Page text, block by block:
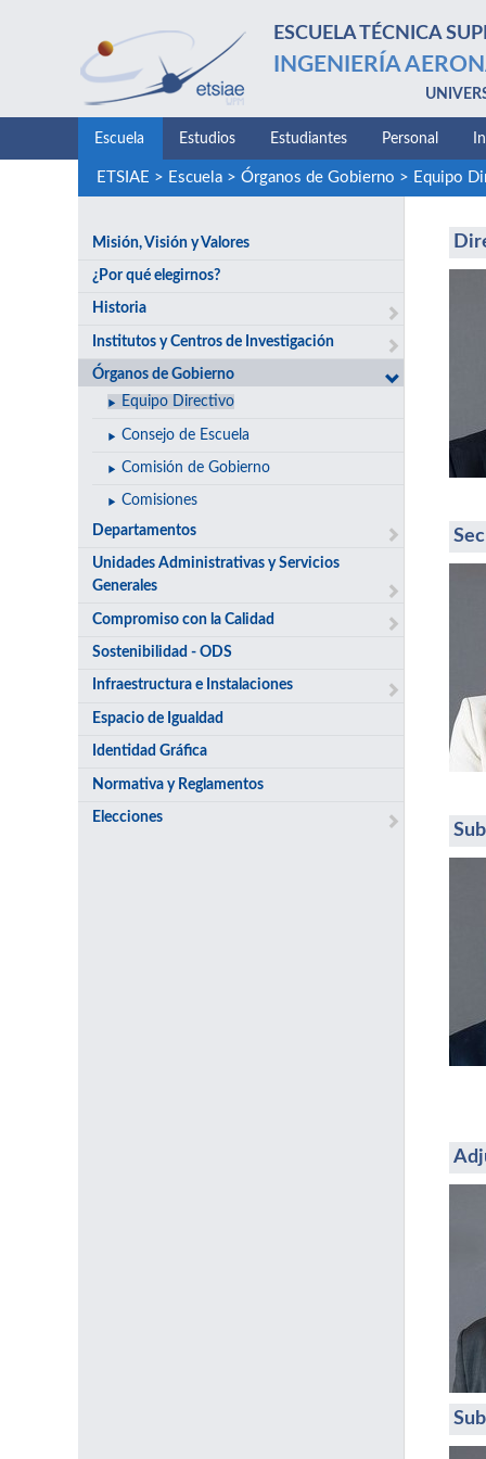
ESCUELA TÉCNICA
INGENIERÍA
Escuela Estudios Estudiantes Personal
ETSIAE > Escuela> Órganos de Gobierno > Equipo
Misión, Visión y Valores
¿Por qué elegirnos?
Historia
Institutos y Centros de Investigación
Órganos de Gobierno
Equipo Directivo
Consejo de Escuela
Comisión de Gobierno
Comisiones
Departamentos
Unidades Administrativas y Servicios
Generales
Compromiso con la Calidad
Sostenibilidad - ODS
Infraestructura e Instalaciones
Espacio de Igualdad
Identidad Gráfica
Normativa y Reglamentos
Elecciones